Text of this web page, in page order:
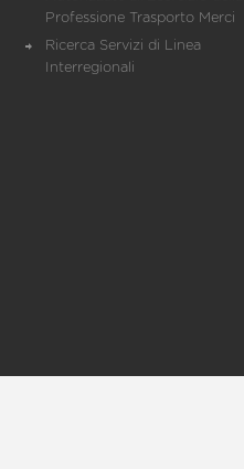
Professione Trasporto Merci
Ricerca Servizi di Linea
Interregionali